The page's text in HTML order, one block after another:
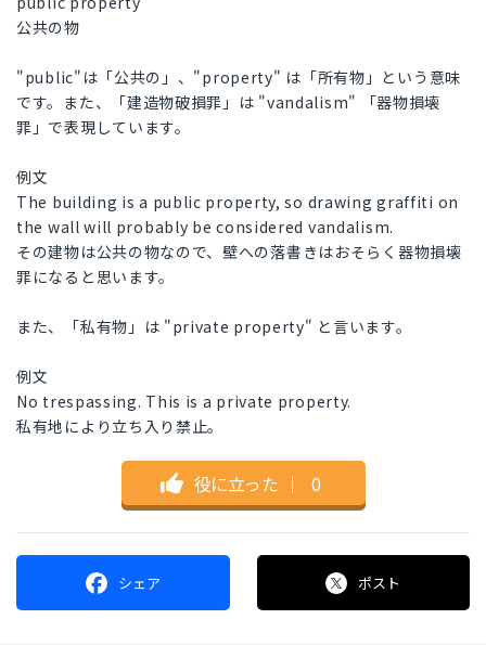
公共の物
"public"は「公共の」、"property" は「所有物」という意味
です。また、「建造物破損罪」は "vandalism" 「器物損壊
罪」で表現しています。
例文
The building is a public property, so drawing graffiti on
the wall will probably be considered vandalism.
その建物は公共の物なので、壁への落書きはおそらく器物損壊
罪になると思います。
また、「私有物」は "private property" と言います。
例文
No trespassing. This is a private property.
私有地により立ち入り禁止。
役に立った ｜ 0
シェア ポスト